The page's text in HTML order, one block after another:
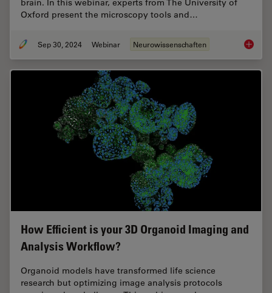
brain. In this webinar, experts from The University of
Oxford present the microscopy tools and…
Sep 30, 2024 Webinar Neurowissenschaften
How Efficient is your 3D Organoid Imaging and
Analysis Workflow?
Organoid models have transformed life science
research but optimizing image analysis protocols